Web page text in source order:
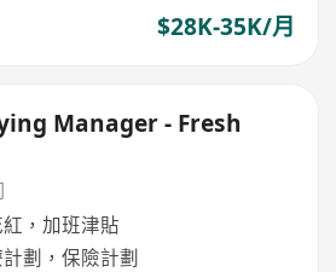
$28K-35K/月
Manager - Fresh
，加班津貼
劃，保險計劃